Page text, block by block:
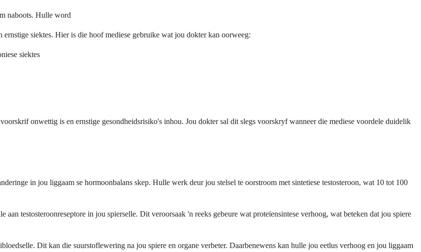
naboots. Hulle word
siektes. Hier is die hoof mediese gebruike wat jou dokter kan oorweeg:
siektes
onwettig is en ernstige gesondheidsrisiko's inhou. Jou dokter sal dit slegs voorskryf wanneer die mediese voordele duidelik
in jou liggaam se hormoonbalans skep. Hulle werk deur jou stelsel te oorstroom met sintetiese testosteroon, wat 10 tot 100
testosteroonreseptore in jou spierselle. Dit veroorsaak 'n reeks gebeure wat proteïensintese verhoog, wat beteken dat jou spiere
Dit kan die suurstoflewering na jou spiere en organe verbeter. Daarbenewens kan hulle jou eetlus verhoog en jou liggaam